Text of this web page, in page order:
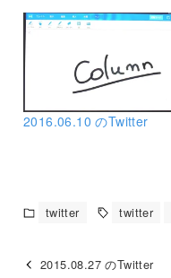
2016.06.10 のTwitter
twitter twitter
2015.08.27 のTwitter